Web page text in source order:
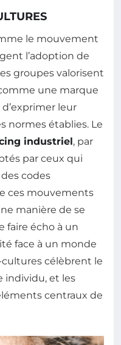
le mouvement
l’adoption de
groupes valorisent
une marque
leur
normes établies. Le
industriel, par
par ceux qui
codes
ces mouvements
manière de se
faire écho à un
face à un monde
cultures célèbrent le
individu, et les
centraux de